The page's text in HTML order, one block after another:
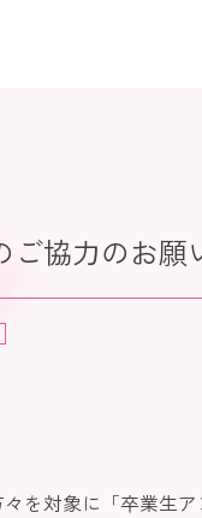
ご協力のお願
を対象に「卒業生ア